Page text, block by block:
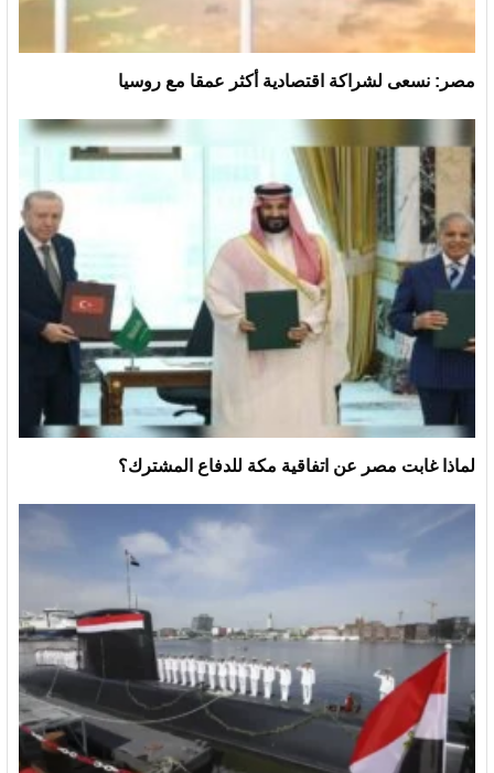
مصر: نسعى لشراكة اقتصادية أكثر عمقا مع روسيا
لماذا غابت مصر عن اتفاقية مكة للدفاع المشترك؟